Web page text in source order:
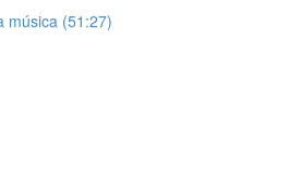
música (51:27)